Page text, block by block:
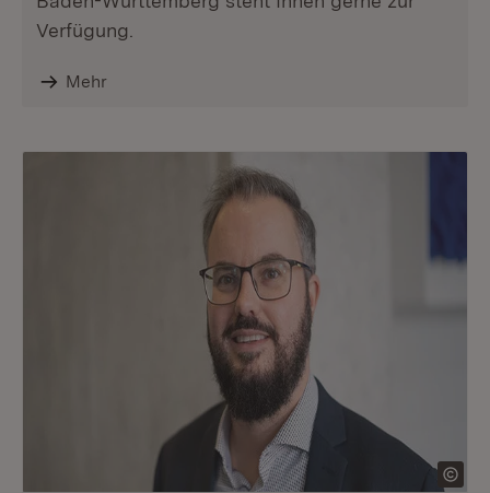
Verfügung.
Mehr